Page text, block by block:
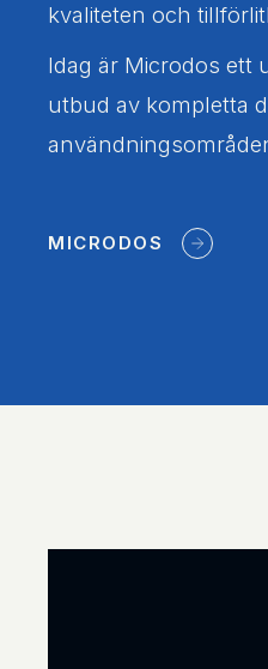
kvaliteten och
Idag är Microdos ett
utbud av kompletta
MICRODOS